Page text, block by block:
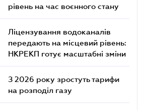
рівень на час воєнного стану
Ліцензування водоканалів
передають на місцевий рівень:
НКРЕКП готує масштабні зміни
З 2026 року зростуть тарифи
на розподіл газу